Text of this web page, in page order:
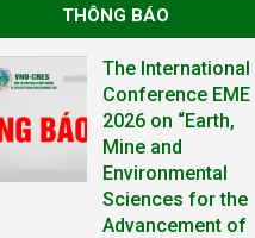
THÔNG BÁO
The International
Conference EME
2026 on “Earth,
Mine and
Environmental
Sciences for the
Advancement of